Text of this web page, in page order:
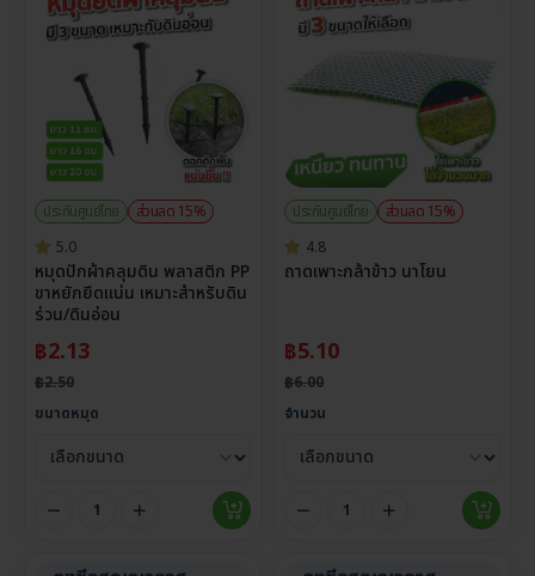
ประกันศูนย์ไทย
ส่วนลด 15%
5.0
หมุดปักผ้าคลุมดิน พลาสติก PP
ขาหยักยึดแน่น เหมาะสำหรับดิน
ร่วน/ดินอ่อน
฿2.13
฿2.50
ขนาดหมุด
ประกันศูนย์ไทย
ส่วนลด 15%
4.8
ถาดเพาะกล้าข้าว นาโยน
฿5.10
฿6.00
จำนวน